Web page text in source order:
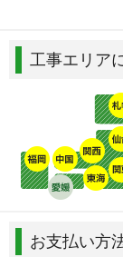
工事エリア
お支払い方